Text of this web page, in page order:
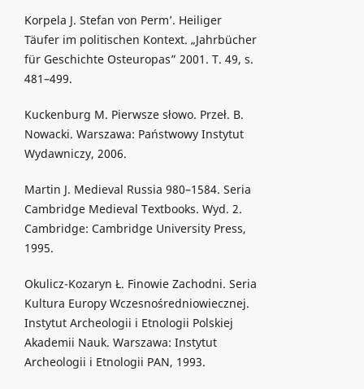
Korpela J. Stefan von Perm’. Heiliger
Täufer im politischen Kontext. „Jahrbücher
für Geschichte Osteuropas” 2001. T. 49, s.
481–499.
Kuckenburg M. Pierwsze słowo. Przeł. B.
Nowacki. Warszawa: Państwowy Instytut
Wydawniczy, 2006.
Martin J. Medieval Russia 980–1584. Seria
Cambridge Medieval Textbooks. Wyd. 2.
Cambridge: Cambridge University Press,
1995.
Okulicz-Kozaryn Ł. Finowie Zachodni. Seria
Kultura Europy Wczesnośredniowiecznej.
Instytut Archeologii i Etnologii Polskiej
Akademii Nauk. Warszawa: Instytut
Archeologii i Etnologii PAN, 1993.